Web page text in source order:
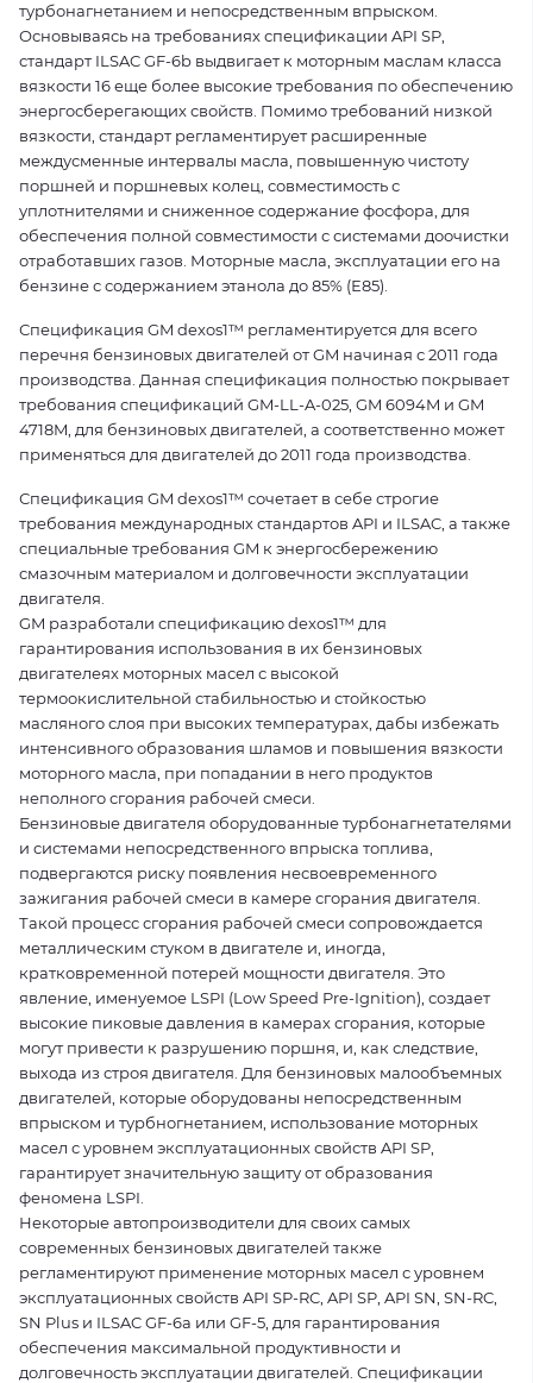
турбонагнетанием и непосредственным впрыском.
Основываясь на требованиях спецификации API SP,
стандарт ILSAC GF-6b выдвигает к моторным маслам класса
вязкости 16 еще более высокие требования по обеспечению
энергосберегающих свойств. Помимо требований низкой
вязкости, стандарт регламентирует расширенные
междусменные интервалы масла, повышенную чистоту
поршней и поршневых колец, совместимость с
уплотнителями и сниженное содержание фосфора, для
обеспечения полной совместимости с системами доочистки
отработавших газов. Моторные масла, эксплуатации его на
бензине с содержанием этанола до 85% (Е85).
Спецификация GM dexos1™ регламентируется для всего
перечня бензиновых двигателей от GM начиная с 2011 года
производства. Данная спецификация полностью покрывает
требования спецификаций GM-LL-A-025, GM 6094M и GM
4718M, для бензиновых двигателей, а соответственно может
применяться для двигателей до 2011 года производства.
Спецификация GM dexos1™ сочетает в себе строгие
требования международных стандартов API и ILSAC, а также
специальные требования GM к энергосбережению
смазочным материалом и долговечности эксплуатации
двигателя.
GM разработали спецификацию dexos1™ для
гарантирования использования в их бензиновых
двигателеях моторных масел с высокой
термоокислительной стабильностью и стойкостью
масляного слоя при высоких температурах, дабы избежать
интенсивного образования шламов и повышения вязкости
моторного масла, при попадании в него продуктов
неполного сгорания рабочей смеси.
Бензиновые двигателя оборудованные турбонагнетателями
и системами непосредственного впрыска топлива,
подвергаются риску появления несвоевременного
зажигания рабочей смеси в камере сгорания двигателя.
Такой процесс сгорания рабочей смеси сопровождается
металлическим стуком в двигателе и, иногда,
кратковременной потерей мощности двигателя. Это
явление, именуемое LSPI (Low Speed Pre-Ignition), создает
высокие пиковые давления в камерах сгорания, которые
могут привести к разрушению поршня, и, как следствие,
выхода из строя двигателя. Для бензиновых малообъемных
двигателей, которые оборудованы непосредственным
впрыском и турбногнетанием, использование моторных
масел с уровнем эксплуатационных свойств API SP,
гарантирует значительную защиту от образования
феномена LSPI.
Некоторые автопроизводители для своих самых
современных бензиновых двигателей также
регламентируют применение моторных масел с уровнем
эксплуатационных свойств API SP-RC, API SP, API SN, SN-RC,
SN Plus и ILSAC GF-6a или GF-5, для гарантирования
обеспечения максимальной продуктивности и
долговечность эксплуатации двигателей. Спецификации